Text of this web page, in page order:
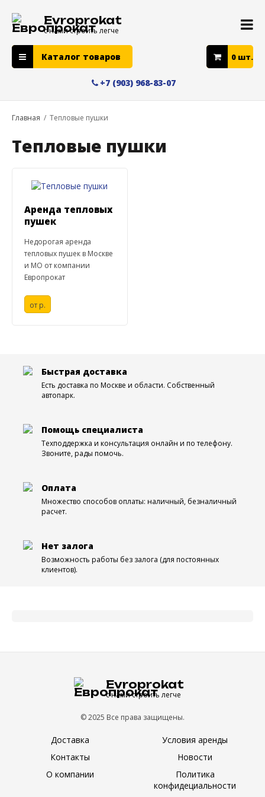
Evroprokat
с нами строить легче
Каталог товаров 0 шт.
+7 (903) 968-83-07
Главная / Тепловые пушки
Тепловые пушки
Аренда тепловых
пушек
Недорогая аренда
тепловых пушек в Москве
и МО от компании
Европрокат
от р.
Быстрая доставка
Есть доставка по Москве и области. Собственный
автопарк.
Помощь специалиста
Техподдержка и консультация онлайн и по телефону.
Звоните, рады помочь.
Оплата
Множество способов оплаты: наличный, безналичный
расчет.
Нет залога
Возможность работы без залога (для постоянных
клиентов).
Evroprokat
с нами строить легче
© 2025 Все права защищены.
Доставка
Контакты
О компании
Условия аренды
Новости
Политика
конфидециальности